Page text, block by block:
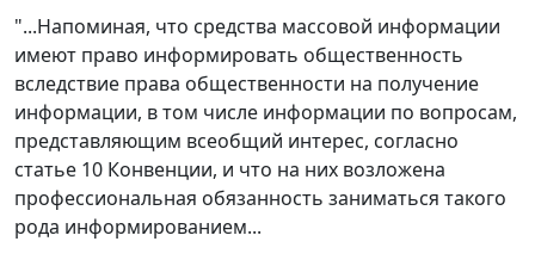
"...Напоминая, что средства массовой информации
имеют право информировать общественность
вследствие права общественности на получение
информации, в том числе информации по вопросам,
представляющим всеобщий интерес, согласно
статье 10 Конвенции, и что на них возложена
профессиональная обязанность заниматься такого
рода информированием...